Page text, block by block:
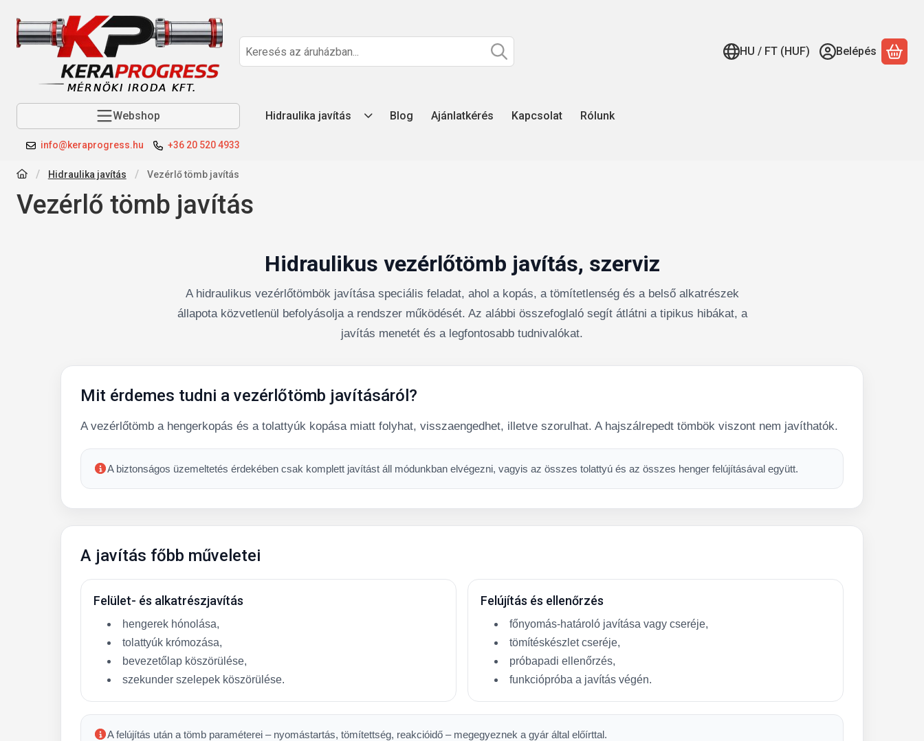
HU / FT (HUF) Belépés A
Webshop Hidraulika javítás Blog Ajánlatkérés Kapcsolat Rólunk
info@keraprogress.hu +36 20 520 4933
Hidraulika javítás Vezérlő tömb javítás
Vezérlő tömb javítás
Hidraulikus vezérlőtömb javítás, szerviz
A hidraulikus vezérlőtömbök javítása speciális feladat, ahol a kopás, a tömítetlenség és a belső alkatrészek
állapota közvetlenül befolyásolja a rendszer működését. Az alábbi összefoglaló segít átlátni a tipikus hibákat, a
javítás menetét és a legfontosabb tudnivalókat.
Mit érdemes tudni a vezérlőtömb javításáról?
A vezérlőtömb a hengerkopás és a tolattyúk kopása miatt folyhat, visszaengedhet, illetve szorulhat. A hajszálrepedt tömbök viszont nem javíthatók.
A biztonságos üzemeltetés érdekében csak komplett javítást áll módunkban elvégezni, vagyis az összes tolattyú és az összes henger felújításával együtt.
A javítás főbb műveletei
Felület- és alkatrészjavítás
hengerek hónolása,
tolattyúk krómozása,
bevezetőlap köszörülése,
szekunder szelepek köszörülése.
Felújítás és ellenőrzés
főnyomás-határoló javítása vagy cseréje,
tömítéskészlet cseréje,
próbapadi ellenőrzés,
funkciópróba a javítás végén.
A felújítás után a tömb paraméterei – nyomástartás, tömítettség, reakcióidő – megegyeznek a gyár által előírttal.